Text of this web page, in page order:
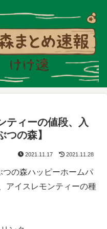
ティーの値段、入
の森】
2021.11.17 2021.11.28
の森ハッピーホームパ
アイスレモンティーの種